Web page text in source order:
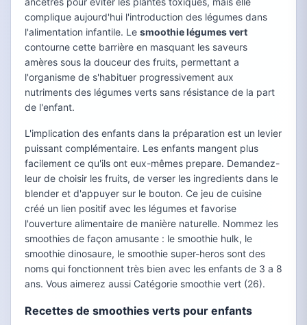
complique aujourd'hui l'introduction des légumes dans
l'alimentation infantile. Le smoothie légumes vert
contourne cette barrière en masquant les saveurs
amères sous la douceur des fruits, permettant a
l'organisme de s'habituer progressivement aux
nutriments des légumes verts sans résistance de la part
de l'enfant.
L'implication des enfants dans la préparation est un levier
puissant complémentaire. Les enfants mangent plus
facilement ce qu'ils ont eux-mêmes prepare. Demandez-
leur de choisir les fruits, de verser les ingredients dans le
blender et d'appuyer sur le bouton. Ce jeu de cuisine
créé un lien positif avec les légumes et favorise
l'ouverture alimentaire de manière naturelle. Nommez les
smoothies de façon amusante : le smoothie hulk, le
smoothie dinosaure, le smoothie super-heros sont des
noms qui fonctionnent très bien avec les enfants de 3 a 8
ans. Vous aimerez aussi Catégorie smoothie vert (26).
Recettes de smoothies verts pour enfants